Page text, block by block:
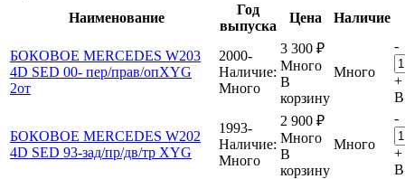
Наименование
Год
выпуска
Цена Наличие
БОКОВОЕ MERCEDES W203
4D SED 00- пер/прав/опXYG
2от
2000-
Наличие:
Много
3 300 ₽
Много
В
корзину
Много
-
+
В
БОКОВОЕ MERCEDES W202
4D SED 93-зад/пр/дв/тр XYG
1993-
Наличие:
Много
2 900 ₽
Много
В
корзину
Много
-
+
В